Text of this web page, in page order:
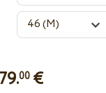
00 €